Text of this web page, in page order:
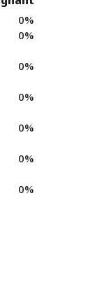
0%
0%
0%
0%
0%
0%
0%